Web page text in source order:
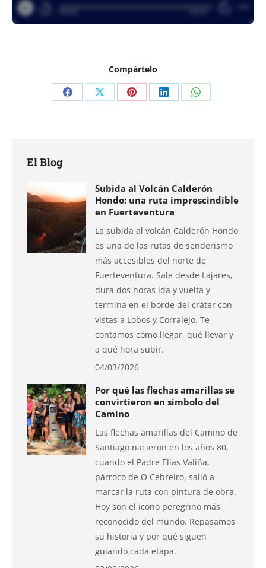
Compártelo
CompartirCompartirCompartirCompartirCompartir
El Blog
Subida al Volcán Calderón
Hondo: una ruta imprescindible
en Fuerteventura
La subida al volcán Calderón Hondo
es una de las rutas de senderismo
más accesibles del norte de
Fuerteventura. Sale desde Lajares,
dura dos horas ida y vuelta y
termina en el borde del cráter con
vistas a Lobos y Corralejo. Te
contamos cómo llegar, qué llevar y
a qué hora subir.
04/03/2026
Por qué las flechas amarillas se
convirtieron en símbolo del
Camino
Las flechas amarillas del Camino de
Santiago nacieron en los años 80,
cuando el Padre Elías Valiña,
párroco de O Cebreiro, salió a
marcar la ruta con pintura de obra.
Hoy son el icono peregrino más
reconocido del mundo. Repasamos
su historia y por qué siguen
guiando cada etapa.